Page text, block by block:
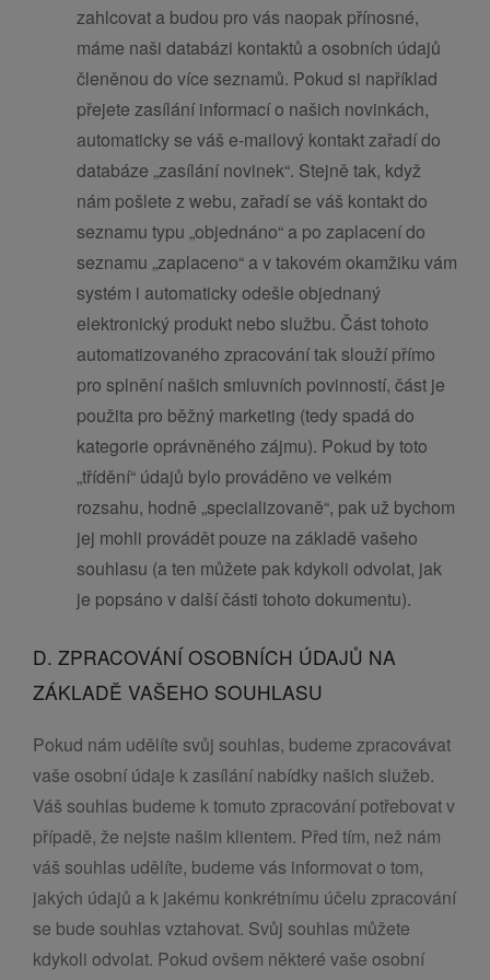
zahlcovat a budou pro vás naopak přínosné,
máme naši databázi kontaktů a osobních údajů
členěnou do více seznamů. Pokud si například
přejete zasílání informací o našich novinkách,
automaticky se váš e-mailový kontakt zařadí do
databáze „zasílání novinek“. Stejně tak, když
nám pošlete z webu, zařadí se váš kontakt do
seznamu typu „objednáno“ a po zaplacení do
seznamu „zaplaceno“ a v takovém okamžiku vám
systém i automaticky odešle objednaný
elektronický produkt nebo službu. Část tohoto
automatizovaného zpracování tak slouží přímo
pro splnění našich smluvních povinností, část je
použita pro běžný marketing (tedy spadá do
kategorie oprávněného zájmu). Pokud by toto
„třídění“ údajů bylo prováděno ve velkém
rozsahu, hodně „specializovaně“, pak už bychom
jej mohli provádět pouze na základě vašeho
souhlasu (a ten můžete pak kdykoli odvolat, jak
je popsáno v další části tohoto dokumentu).
D. ZPRACOVÁNÍ OSOBNÍCH ÚDAJŮ NA
ZÁKLADĚ VAŠEHO SOUHLASU
Pokud nám udělíte svůj souhlas, budeme zpracovávat
vaše osobní údaje k zasílání nabídky našich služeb.
Váš souhlas budeme k tomuto zpracování potřebovat v
případě, že nejste našim klientem. Před tím, než nám
váš souhlas udělíte, budeme vás informovat o tom,
jakých údajů a k jakému konkrétnímu účelu zpracování
se bude souhlas vztahovat. Svůj souhlas můžete
kdykoli odvolat. Pokud ovšem některé vaše osobní